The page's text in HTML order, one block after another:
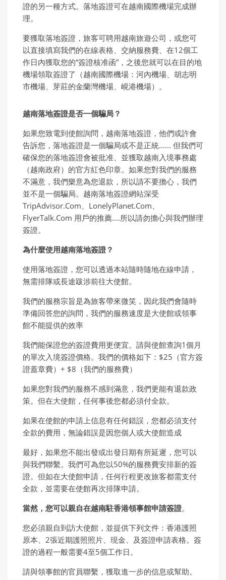
證的另一種方式。落地簽證可在越南國際機場完成辦
理。
要獲取落地簽證，旅客可聘用越南旅遊公司，或您可
以直接填寫我們的在線表格、交納服務費、在12個工
作日內獲取您的“簽證核准函”，之後您就可以在目的地
機場領取簽證了（越南國際機場：河內機場、胡志明
市機場、芽莊的金蘭灣機場、峴港機場）。
越南落地簽證是否一個騙局？
如果您致電到使館詢問，越南落地簽證，他們或許會
告訴您，落地簽證是一個騙局或不是正統…… 但我們可
確保您的落地簽證會被批准、並獲取越南入境事務處
（越南政府）的官方紅色印章。如果您對我們的服務
不滿意，我們樂意為您退款，所以請不要擔心，我們
並不是一個騙局。越南落地簽證網站深受
TripAdvisor.Com、LonelyPlanet.Com、
FlyerTalk.Com 用戶的推薦….所以請勿擔心與我們辦理
簽證。
為什麼使用越南落地簽證？
使用落地簽證，您可以透過本站隨時隨地在線申請，
無需排隊或長途跋涉前往大使館。
我們的服務宗旨是為旅客帶來微笑，因此我們會隨時
準備回答您的詢問，我們的服務速度是大使館或領事
館不能提供的效率
我們能保證您的簽證費用更便宜。請與使館查詢1個月
的單次入境簽證價格。我們的價格如下：$25（官方簽
證蓋章費）+ $8（我們的服務費）
如果您對我們的服務不感到滿意，我們更能有退款政
策。但在大使館，任何事後您都必須付全款。
如果在使館的申請上信息有任何錯誤，您都必須支付
全款的費用，無論錯誤是因您個人或大使館造成
最好，如果您不能出發或出發日期有所延遲，您可以
與我們聯繫。我們可為您以50%的服務費安排新的簽
證。但如在大使館申請，任何行程更改旅客都需支付
全款，並需要在使館再次排隊申請。
當然，您可以親自在越南駐香港領事館申請簽證。
您必須親自到訪大使館，並提供下列文件：香港護照
原本、2張近期護照照片、現金、及簽證申請表格。簽
證的過程一般需要4至5個工作日。
請與領事館的官員聯繫，獲取進一步的信息或幫助。